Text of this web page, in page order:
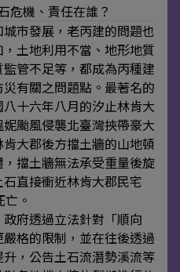
危機、責任在誰？
市發展，老丙建的問題也
土地利用不當、地形地質
管不足等，都成為丙種建
有關之問題點。最著名的
十六年八月的汐止林肯大
颱風侵襲北臺灣挾帶豪大
大郡後方擋土牆的山地頓
擋土牆無法承受重量後旋
直接衝近林肯大郡民宅
。
府透過立法針對「順向
格的限制，並在往後透過
，公告土石流潛勢溪流等